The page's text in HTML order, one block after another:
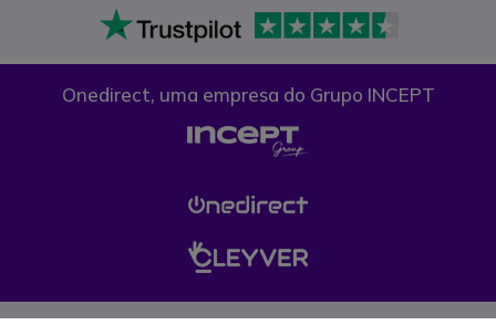
Onedirect, uma empresa do Grupo INCEPT